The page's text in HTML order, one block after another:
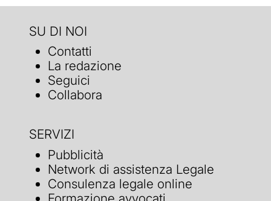
SU DI NOI
Contatti
La redazione
Seguici
Collabora
SERVIZI
Pubblicità
Network di assistenza Legale
Consulenza legale online